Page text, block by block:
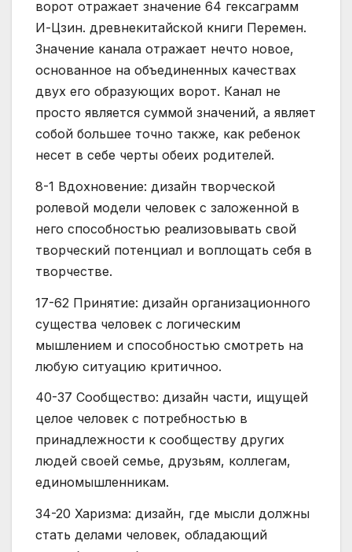
ворот отражает значение 64 гексаграмм
И-Цзин. древнекитайской книги Перемен.
Значение канала отражает нечто новое,
основанное на объединенных качествах
двух его образующих ворот. Канал не
просто является суммой значений, а являет
собой большее точно также, как ребенок
несет в себе черты обеих родителей.
8-1 Вдохновение: дизайн творческой
ролевой модели человек с заложенной в
него способностью реализовывать свой
творческий потенциал и воплощать себя в
творчестве.
17-62 Принятие: дизайн организационного
существа человек с логическим
мышлением и способностью смотреть на
любую ситуацию критичноо.
40-37 Сообщество: дизайн части, ищущей
целое человек с потребностью в
принадлежности к сообществу других
людей своей семье, друзьям, коллегам,
единомышленникам.
34-20 Харизма: дизайн, где мысли должны
стать делами человек, обладающий